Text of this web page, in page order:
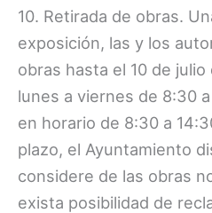
10. Retirada de obras.
exposición, las y los
obras hasta el 10 de
lunes a viernes de 8:30
en horario de 8:30 a
plazo, el Ayuntamiento
considere de las obras
exista posibilidad de